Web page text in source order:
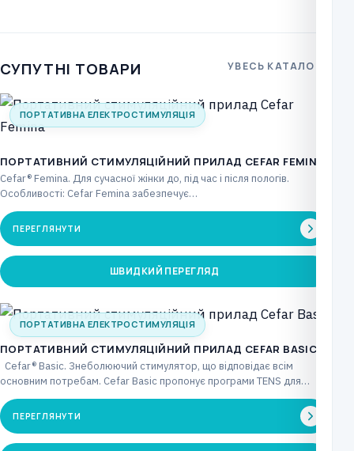
СУПУТНІ ТОВАРИ УВЕСЬ КАТАЛОГ
ПОРТАТИВНА ЕЛЕКТРОСТИМУЛЯЦІЯ
ПОРТАТИВНИЙ СТИМУЛЯЦІЙНИЙ ПРИЛАД CEFAR FEMINA
Cefar® Femina. Для сучасної жінки до, під час і після пологів.
Особливості: Cefar Femina забезпечує…
ПЕРЕГЛЯНУТИ
ШВИДКИЙ ПЕРЕГЛЯД
ПОРТАТИВНА ЕЛЕКТРОСТИМУЛЯЦІЯ
ПОРТАТИВНИЙ СТИМУЛЯЦІЙНИЙ ПРИЛАД CEFAR BASIC
Cefar® Basic. Знеболюючий стимулятор, що відповідає всім
основним потребам. Cefar Basic пропонує програми TENS для…
ПЕРЕГЛЯНУТИ